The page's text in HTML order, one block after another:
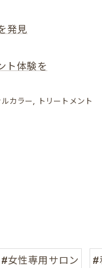
発見
ト体験を
カラー トリートメント
#女性専用サロン #